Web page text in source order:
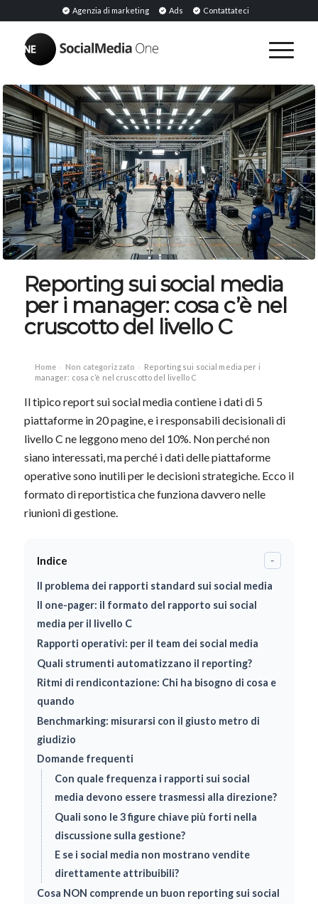
Agenzia di marketing Ads Contattateci
Reporting sui social media
per i manager: cosa c’è nel
cruscotto del livello C
Home › Non categorizzato › Reporting sui social media per i
manager: cosa c’è nel cruscotto del livello C
Il tipico report sui social media contiene i dati di 5
piattaforme in 20 pagine, e i responsabili decisionali di
livello C ne leggono meno del 10%. Non perché non
siano interessati, ma perché i dati delle piattaforme
operative sono inutili per le decisioni strategiche. Ecco il
formato di reportistica che funziona davvero nelle
riunioni di gestione.
Indice -
Il problema dei rapporti standard sui social media
Il one-pager: il formato del rapporto sui social
media per il livello C
Rapporti operativi: per il team dei social media
Quali strumenti automatizzano il reporting?
Ritmi di rendicontazione: Chi ha bisogno di cosa e
quando
Benchmarking: misurarsi con il giusto metro di
giudizio
Domande frequenti
Con quale frequenza i rapporti sui social
media devono essere trasmessi alla direzione?
Quali sono le 3 figure chiave più forti nella
discussione sulla gestione?
E se i social media non mostrano vendite
direttamente attribuibili?
Cosa NON comprende un buon reporting sui social